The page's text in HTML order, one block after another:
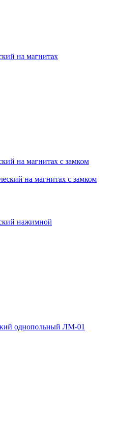
на магнитах
на магнитах с замком
нажимной
однопольный ЛМ-01